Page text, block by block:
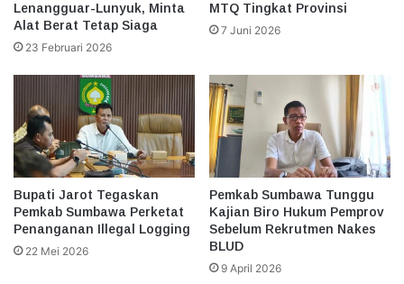
Lenangguar-Lunyuk, Minta
Alat Berat Tetap Siaga
23 Februari 2026
MTQ Tingkat Provinsi
7 Juni 2026
Bupati Jarot Tegaskan
Pemkab Sumbawa Perketat
Penanganan Illegal Logging
22 Mei 2026
Pemkab Sumbawa Tunggu
Kajian Biro Hukum Pemprov
Sebelum Rekrutmen Nakes
BLUD
9 April 2026